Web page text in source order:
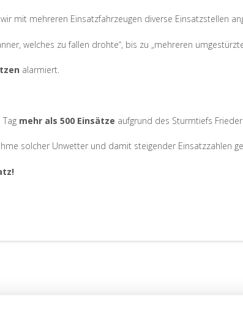
mit mehreren Einsatzfahrzeugen diverse Einsatzstellen
welches zu fallen drohte“, bis zu „mehreren
alarmiert.
mehr als 500 Einsätze aufgrund des Sturmtiefs
solcher Unwetter und damit steigender Einsatzzahlen